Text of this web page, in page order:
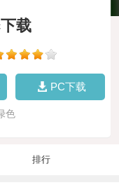
载
PC下载
色
排行